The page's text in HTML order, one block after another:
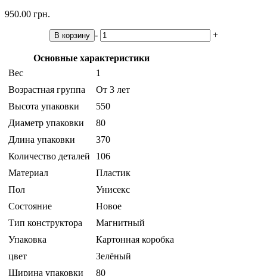
950.00 грн.
В корзину - +
Основные характеристики
Вес
1
Возрастная группа
От 3 лет
Высота упаковки
550
Диаметр упаковки
80
Длина упаковки
370
Количество деталей
106
Материал
Пластик
Пол
Унисекс
Состояние
Новое
Тип конструктора
Магнитный
Упаковка
Картонная коробка
цвет
Зелёный
Ширина упаковки
80